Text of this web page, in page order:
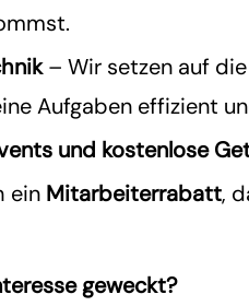
– Wir setzen auf
Aufgaben effizient
und kostenlose
ein Mitarbeiterrabatt,
geweckt?